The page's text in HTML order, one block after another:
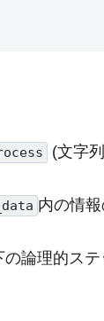
(文字
内の情報
の論理的ステ